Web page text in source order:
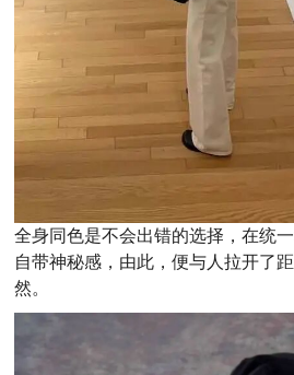
全身同色是不会出错的选择，在统
自带神秘感，由此，便与人拉开了
然。